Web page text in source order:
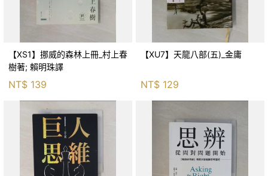
【XS1】挪威的森林上冊_村上春
樹著; 賴明珠譯
NT$ 139
【XU7】天龍八部(五)_金庸
NT$ 129